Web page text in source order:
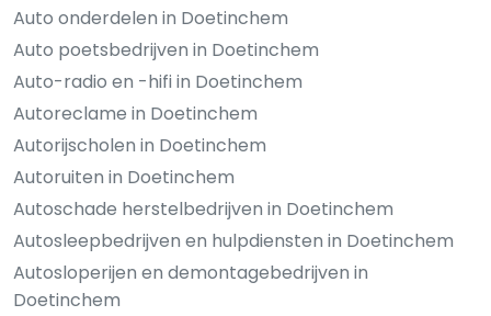
Auto onderdelen in Doetinchem
Auto poetsbedrijven in Doetinchem
Auto-radio en -hifi in Doetinchem
Autoreclame in Doetinchem
Autorijscholen in Doetinchem
Autoruiten in Doetinchem
Autoschade herstelbedrijven in Doetinchem
Autosleepbedrijven en hulpdiensten in Doetinchem
Autosloperijen en demontagebedrijven in
Doetinchem